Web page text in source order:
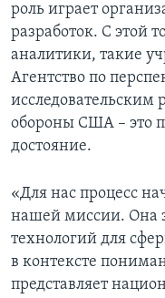
роль играет
разработок. С этой
аналитики, такие
Агентство по
исследовательским
обороны США – это
достояние.
«Для нас процесс
нашей миссии. Она
технологий для
в контексте
представляет